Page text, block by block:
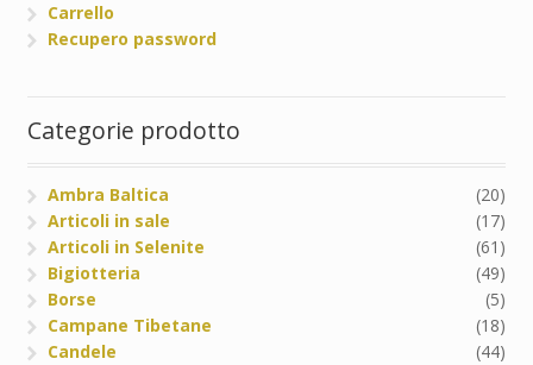
Carrello
Recupero password
Categorie prodotto
Ambra Baltica
(20)
Articoli in sale
(17)
Articoli in Selenite
(61)
Bigiotteria
(49)
Borse
(5)
Campane Tibetane
(18)
Candele
(44)